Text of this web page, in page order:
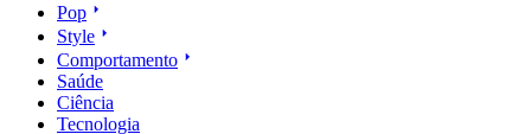
Pop
Style
Comportamento
Saúde
Ciência
Tecnologia